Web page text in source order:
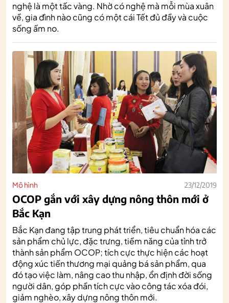
nghệ là một tấc vàng. Nhờ có nghệ mà mỗi mùa xuân
về, gia đình nào cũng có một cái Tết đủ đầy và cuộc
sống ấm no.
Mô hình 23/12/2019
OCOP gắn với xây dựng nông thôn mới ở
Bắc Kạn
Bắc Kạn đang tập trung phát triển, tiêu chuẩn hóa các
sản phẩm chủ lực, đặc trưng, tiềm năng của tỉnh trở
thành sản phẩm OCOP; tích cực thực hiện các hoạt
động xúc tiến thương mại quảng bá sản phẩm, qua
đó tạo việc làm, nâng cao thu nhập, ổn định đời sống
người dân, góp phần tích cực vào công tác xóa đói,
giảm nghèo, xây dựng nông thôn mới.